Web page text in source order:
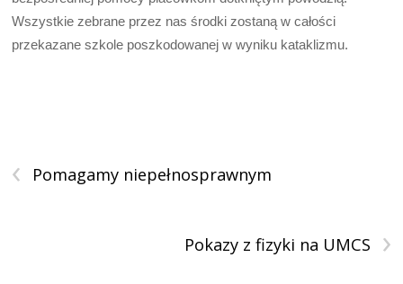
Wszystkie zebrane przez nas środki zostaną w całości
przekazane szkole poszkodowanej w wyniku kataklizmu.
‹ Pomagamy niepełnosprawnym
›
Pokazy z fizyki na UMCS